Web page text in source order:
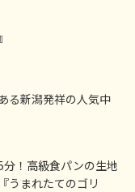
る新潟発祥の人気中
！高級食パンの生地
うまれたてのゴリ